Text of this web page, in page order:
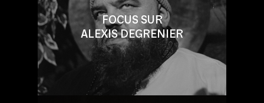
FOCUS SUR
ALEXIS DEGRENIER